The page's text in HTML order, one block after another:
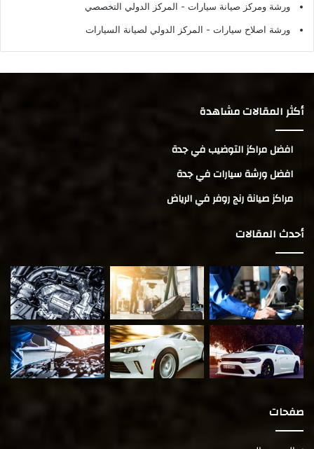
ورشة ومركز صيانة سيارات - المركز الدولي التخصصي
ورشة اصلاح سيارات - المركز الدولي لصيانة السيارات
أكثر المقالات مشاهدة
افضل مراكز التوضيب في جدة
افضل ورشة سيارات في جدة
مراكز صيانة رنج روفر في الرياض
أحدث المقالات
صفحات